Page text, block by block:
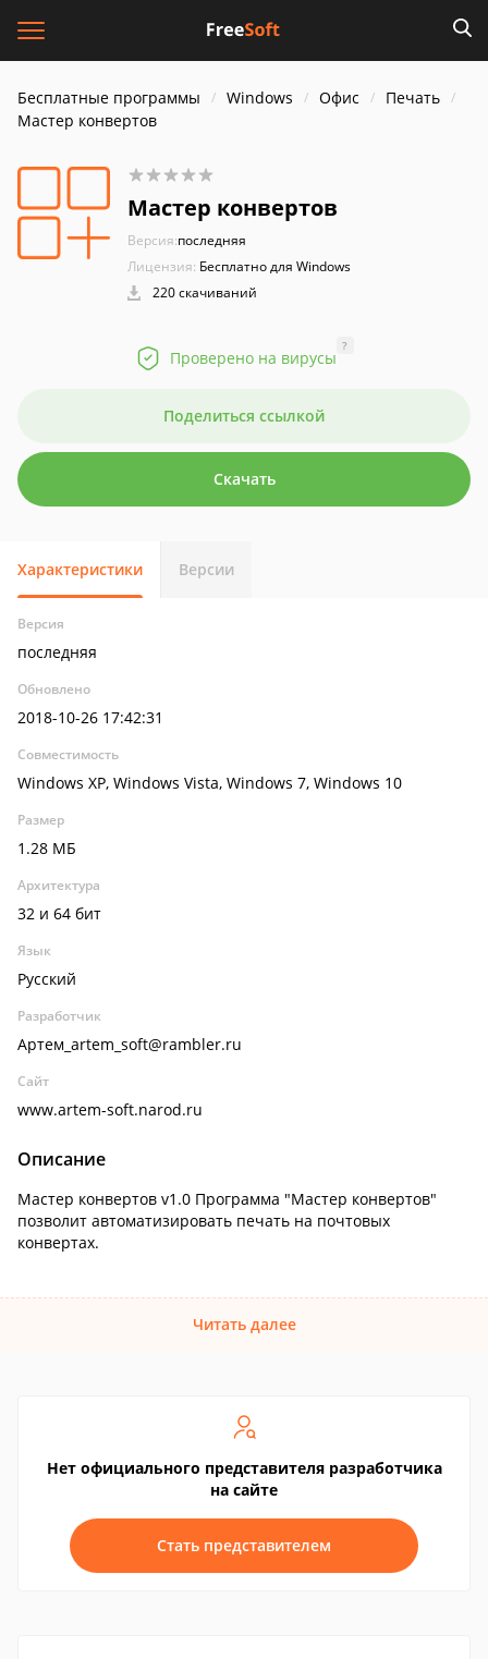
Бесплатные программы Windows Офис
Печать
Мастер конвертов
Мастер конвертов
Версия:последняя
Лицензия: Бесплатно для Windows
220 скачиваний
Проверено на вирусы
?
Поделиться ссылкой
Скачать
Характеристики Версии
Версия
последняя
Обновлено
2018-10-26 17:42:31
Совместимость
Windows XP, Windows Vista, Windows 7, Windows 10
Размер
1.28 МБ
Архитектура
32 и 64 бит
Язык
Русский
Разработчик
Артем_artem_soft@rambler.ru
Сайт
www.artem-soft.narod.ru
Описание
Мастер конвертов v1.0 Программа "Мастер конвертов"
позволит автоматизировать печать на почтовых
конвертах.
Читать далее
Нет официального представителя разработчика
на сайте
Стать представителем